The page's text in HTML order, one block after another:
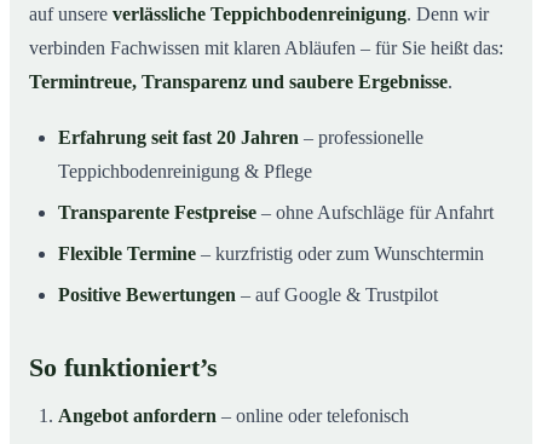
auf unsere verlässliche Teppichbodenreinigung. Denn wir
verbinden Fachwissen mit klaren Abläufen – für Sie heißt das:
Termintreue, Transparenz und saubere Ergebnisse.
Erfahrung seit fast 20 Jahren – professionelle
Teppichbodenreinigung & Pflege
Transparente Festpreise – ohne Aufschläge für Anfahrt
Flexible Termine – kurzfristig oder zum Wunschtermin
Positive Bewertungen – auf Google & Trustpilot
So funktioniert’s
Angebot anfordern – online oder telefonisch